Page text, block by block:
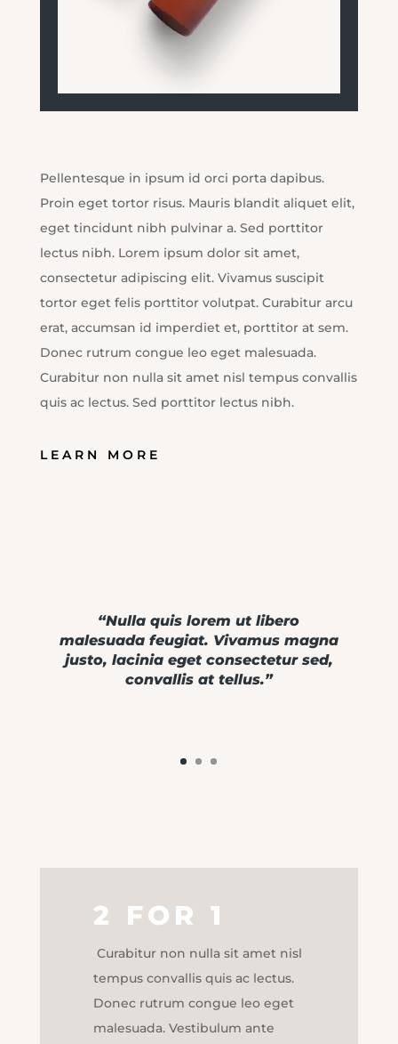
Pellentesque in ipsum id orci porta dapibus.
Proin eget tortor risus. Mauris blandit aliquet elit,
eget tincidunt nibh pulvinar a. Sed porttitor
lectus nibh. Lorem ipsum dolor sit amet,
consectetur adipiscing elit. Vivamus suscipit
tortor eget felis porttitor volutpat. Curabitur arcu
erat, accumsan id imperdiet et, porttitor at sem.
Donec rutrum congue leo eget malesuada.
Curabitur non nulla sit amet nisl tempus convallis
quis ac lectus. Sed porttitor lectus nibh.
LEARN MORE
“Nulla quis lorem ut libero
malesuada feugiat. Vivamus magna
justo, lacinia eget consectetur sed,
convallis at tellus.”
2 FOR 1
Curabitur non nulla sit amet nisl
tempus convallis quis ac lectus.
Donec rutrum congue leo eget
malesuada. Vestibulum ante